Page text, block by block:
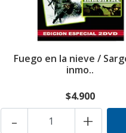
Fuego en la nieve /
inmo..
$4.900
+
-